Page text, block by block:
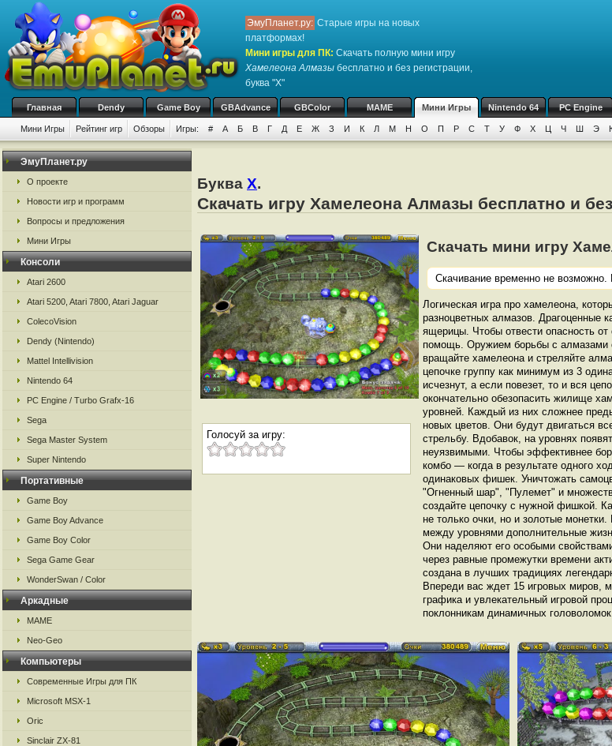
ЭмуПланет.ру: Старые игры на новых
платформах!
Мини игры для ПК: Скачать полную мини игру
Хамелеона Алмазы бесплатно и без регистрации,
буква "Х"
Главная Dendy Game Boy GBAdvance GBColor MAME Мини Игры Nintendo 64 PC Engine
Мини Игры Рейтинг игр Обзоры Игры: # А Б В Г Д Е Ж З И К Л М Н О П Р С Т У Ф Х Ц Ч Ш Э
ЭмуПланет.ру
О проекте
Новости игр и программ
Вопросы и предложения
Мини Игры
Консоли
Atari 2600
Atari 5200, Atari 7800, Atari Jaguar
ColecoVision
Dendy (Nintendo)
Mattel Intellivision
Nintendo 64
PC Engine / Turbo Grafx-16
Sega
Sega Master System
Super Nintendo
Портативные
Game Boy
Game Boy Advance
Game Boy Color
Sega Game Gear
WonderSwan / Color
Аркадные
MAME
Neo-Geo
Компьютеры
Современные Игры для ПК
Microsoft MSX-1
Oric
Sinclair ZX-81
Буква Х.
Скачать игру Хамелеона Алмазы бесплатно и
Голосуй за игру:
Скачать мини игру
Скачивание временно не
Логическая игра про хамелеона,
разноцветных алмазов. Драгоценные
ящерицы. Чтобы отвести опасность
помощь. Оружием борьбы с алмазами
вращайте хамелеона и стреляйте
цепочке группу как минимум из 3
исчезнут, а если повезет, то и вся
окончательно обезопасить жилище
уровней. Каждый из них сложнее
новых цветов. Они будут двигаться
стрельбу. Вдобавок, на уровнях
неуязвимыми. Чтобы эффективнее
комбо — когда в результате одного
одинаковых фишек. Уничтожать
"Огненный шар", "Пулемет" и
создайте цепочку с нужной фишкой.
не только очки, но и золотые
между уровнями дополнительные
Они наделяют его особыми
через равные промежутки времени
создана в лучших традициях
Впереди вас ждет 15 игровых миров,
графика и увлекательный игровой
поклонникам динамичных